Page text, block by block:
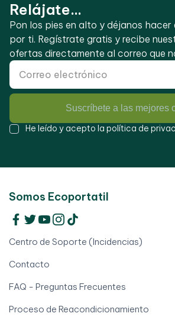
Relájate...
Pon los pies en alto y déjanos
por ti. Regístrate gratis y recibe
ofertas directamente al correo que
Suscríbete a las mejores
He leído y acepto la política de
Somos Ecoportatil
Centro de Soporte (Incidencias)
Contacto
FAQ - Preguntas Frecuentes
Proceso de Reacondicionamiento